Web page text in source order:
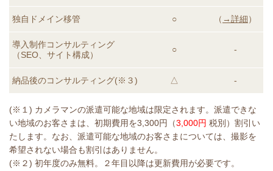
独自ドメイン移管 ○ （ →詳細）
導入制作コンサルティング
（SEO、サイト構成）
○ -
納品後のコンサルティング(※３) △ -
(※１) カメラマンの派遣可能な地域は限定されます。派遣できな
い地域のお客さまは、初期費用を3,300円（3,000円 税別）割引い
たします。なお、派遣可能な地域のお客さまについては、撮影を
希望されない場合も割引はありません。
(※２) 初年度のみ無料。２年目以降は更新費用が必要です。